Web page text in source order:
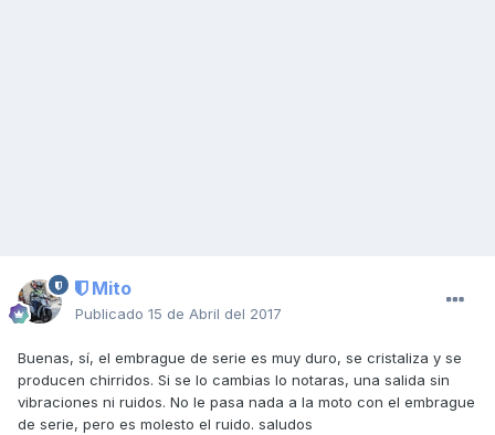
Mito
Publicado 15 de Abril del 2017
Buenas, sí, el embrague de serie es muy duro, se cristaliza y se
producen chirridos. Si se lo cambias lo notaras, una salida sin
vibraciones ni ruidos. No le pasa nada a la moto con el embrague
de serie, pero es molesto el ruido. saludos